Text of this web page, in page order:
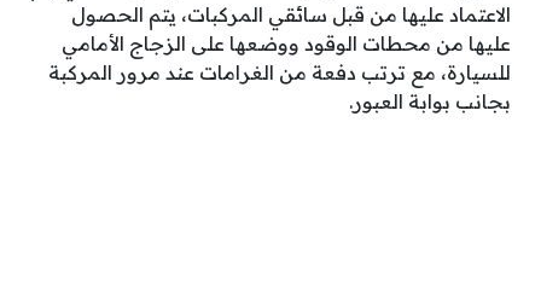
الاعتماد عليها من قبل سائقي المركبات، يتم الحصول
عليها من محطات الوقود ووضعها على الزجاج الأمامي
للسيارة، مع ترتب دفعة من الغرامات عند مرور المركبة
بجانب بوابة العبور.